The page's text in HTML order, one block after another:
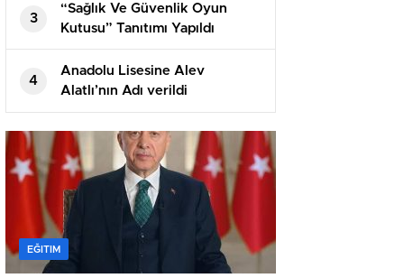
3
“Sağlık Ve Güvenlik Oyun
Kutusu” Tanıtımı Yapıldı
4
Anadolu Lisesine Alev
Alatlı’nın Adı verildi
EĞITIM